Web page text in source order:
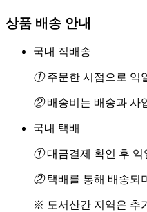
상품 배송 안내
국내 직배송
①주문한 시점으로 익
②배송비는 배송과 사
국내 택배
①대금결제 확인 후 익
②택배를 통해 배송되
※ 도서산간 지역은 추